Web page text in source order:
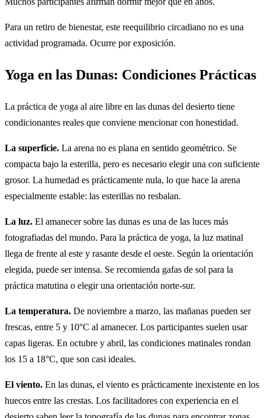
Para un retiro de bienestar, este reequilibrio circadiano no es una
actividad programada. Ocurre por exposición.
Yoga en las Dunas: Condiciones Prácticas
La práctica de yoga al aire libre en las dunas del desierto tiene
condicionantes reales que conviene mencionar con honestidad.
La superficie. La arena no es plana en sentido geométrico. Se
compacta bajo la esterilla, pero es necesario elegir una con suficiente
grosor. La humedad es prácticamente nula, lo que hace la arena
especialmente estable: las esterillas no resbalan.
La luz. El amanecer sobre las dunas es una de las luces más
fotografiadas del mundo. Para la práctica de yoga, la luz matinal
llega de frente al este y rasante desde el oeste. Según la orientación
elegida, puede ser intensa. Se recomienda gafas de sol para la
práctica matutina o elegir una orientación norte-sur.
La temperatura. De noviembre a marzo, las mañanas pueden ser
frescas, entre 5 y 10°C al amanecer. Los participantes suelen usar
capas ligeras. En octubre y abril, las condiciones matinales rondan
los 15 a 18°C, que son casi ideales.
El viento. En las dunas, el viento es prácticamente inexistente en los
huecos entre las crestas. Los facilitadores con experiencia en el